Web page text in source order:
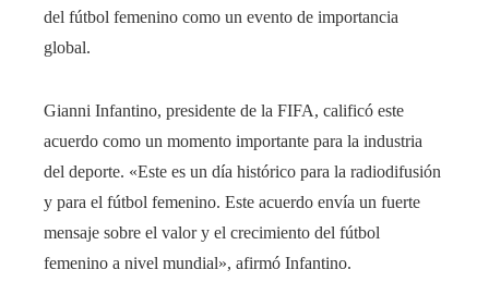
del fútbol femenino como un evento de importancia
global.
Gianni Infantino, presidente de la FIFA, calificó este
acuerdo como un momento importante para la industria
del deporte. «Este es un día histórico para la radiodifusión
y para el fútbol femenino. Este acuerdo envía un fuerte
mensaje sobre el valor y el crecimiento del fútbol
femenino a nivel mundial», afirmó Infantino.